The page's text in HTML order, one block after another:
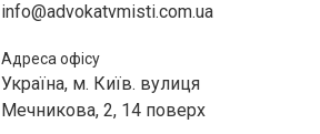
info@advokatvmisti.com.ua
Адреса офісу
Україна, м. Київ. вулиця
Мечникова, 2, 14 поверх